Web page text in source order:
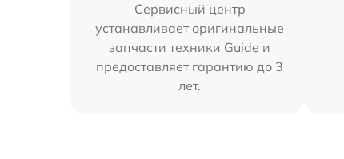
Сервисный центр
устанавливает оригинальные
запчасти техники Guide и
предоставляет гарантию до 3
лет.